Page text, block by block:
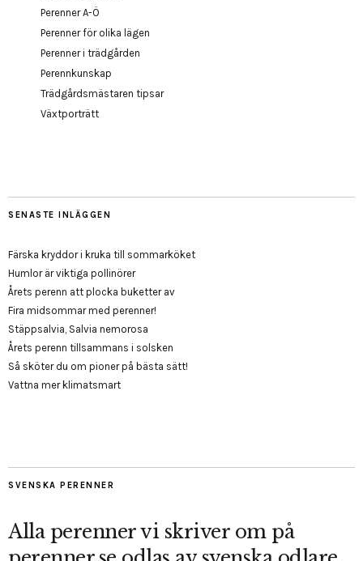
Perenner A-Ö
Perenner för olika lägen
Perenner i trädgården
Perennkunskap
Trädgårdsmästaren tipsar
Växtporträtt
SENASTE INLÄGGEN
Färska kryddor i kruka till sommarköket
Humlor är viktiga pollinörer
Årets perenn att plocka buketter av
Fira midsommar med perenner!
Stäppsalvia, Salvia nemorosa
Årets perenn tillsammans i solsken
Så sköter du om pioner på bästa sätt!
Vattna mer klimatsmart
SVENSKA PERENNER
Alla perenner vi skriver om på